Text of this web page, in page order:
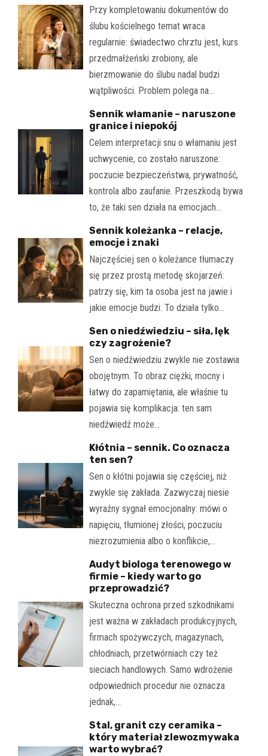
Przy kompletowaniu dokumentów do
ślubu kościelnego temat wraca
regularnie: świadectwo chrztu jest, kurs
przedmałżeński zrobiony, ale
bierzmowanie do ślubu nadal budzi
wątpliwości. Problem polega na…
Sennik włamanie – naruszone
granice i niepokój
Celem interpretacji snu o włamaniu jest
uchwycenie, co zostało naruszone:
poczucie bezpieczeństwa, prywatność,
kontrola albo zaufanie. Przeszkodą bywa
to, że taki sen działa na emocjach…
Sennik koleżanka – relacje,
emocje i znaki
Najczęściej sen o koleżance tłumaczy
się przez prostą metodę skojarzeń:
patrzy się, kim ta osoba jest na jawie i
jakie emocje budzi. To działa tylko…
Sen o niedźwiedziu – siła, lęk
czy zagrożenie?
Sen o niedźwiedziu zwykle nie zostawia
obojętnym. To obraz ciężki, mocny i
łatwy do zapamiętania, ale właśnie tu
pojawia się komplikacja: ten sam
niedźwiedź może…
Kłótnia – sennik. Co oznacza
ten sen?
Sen o kłótni pojawia się częściej, niż
zwykle się zakłada. Zazwyczaj niesie
wyraźny sygnał emocjonalny: mówi o
napięciu, tłumionej złości, poczuciu
niezrozumienia albo o konflikcie,…
Audyt biologa terenowego w
firmie – kiedy warto go
przeprowadzić?
Skuteczna ochrona przed szkodnikami
jest ważna w zakładach produkcyjnych,
firmach spożywczych, magazynach,
chłodniach, przetwórniach czy też
sieciach handlowych. Samo wdrożenie
odpowiednich procedur nie oznacza
jednak,…
Stal, granit czy ceramika –
który materiał zlewozmywaka
warto wybrać?